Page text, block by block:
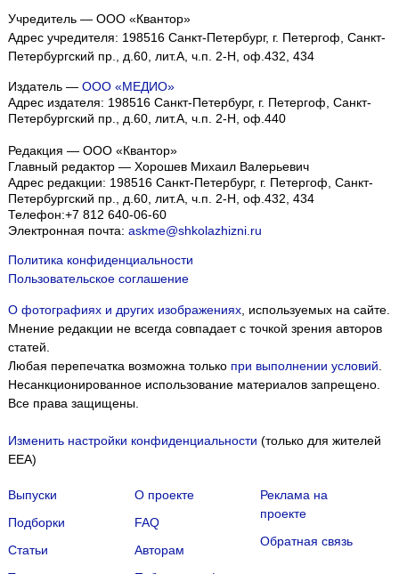
Учредитель — ООО «Квантор»
Адрес учредителя: 198516 Санкт-Петербург, г. Петергоф, Санкт-
Петербургский пр., д.60, лит.А, ч.п. 2-Н, оф.432, 434
Издатель — ООО «МЕДИО»
Адрес издателя: 198516 Санкт-Петербург, г. Петергоф, Санкт-
Петербургский пр., д.60, лит.А, ч.п. 2-Н, оф.440
Редакция — ООО «Квантор»
Главный редактор — Хорошев Михаил Валерьевич
Адрес редакции: 198516 Санкт-Петербург, г. Петергоф, Санкт-
Петербургский пр., д.60, лит.А, ч.п. 2-Н, оф.432, 434
Телефон:+7 812 640-06-60
Электронная почта: askme@shkolazhizni.ru
Политика конфиденциальности
Пользовательское соглашение
О фотографиях и других изображениях, используемых на сайте.
Мнение редакции не всегда совпадает с точкой зрения авторов
статей.
Любая перепечатка возможна только при выполнении условий.
Несанкционированное использование материалов запрещено.
Все права защищены.
Изменить настройки конфиденциальности (только для жителей
EEA)
Выпуски
Подборки
Статьи
О проекте
FAQ
Авторам
Реклама на
проекте
Обратная связь